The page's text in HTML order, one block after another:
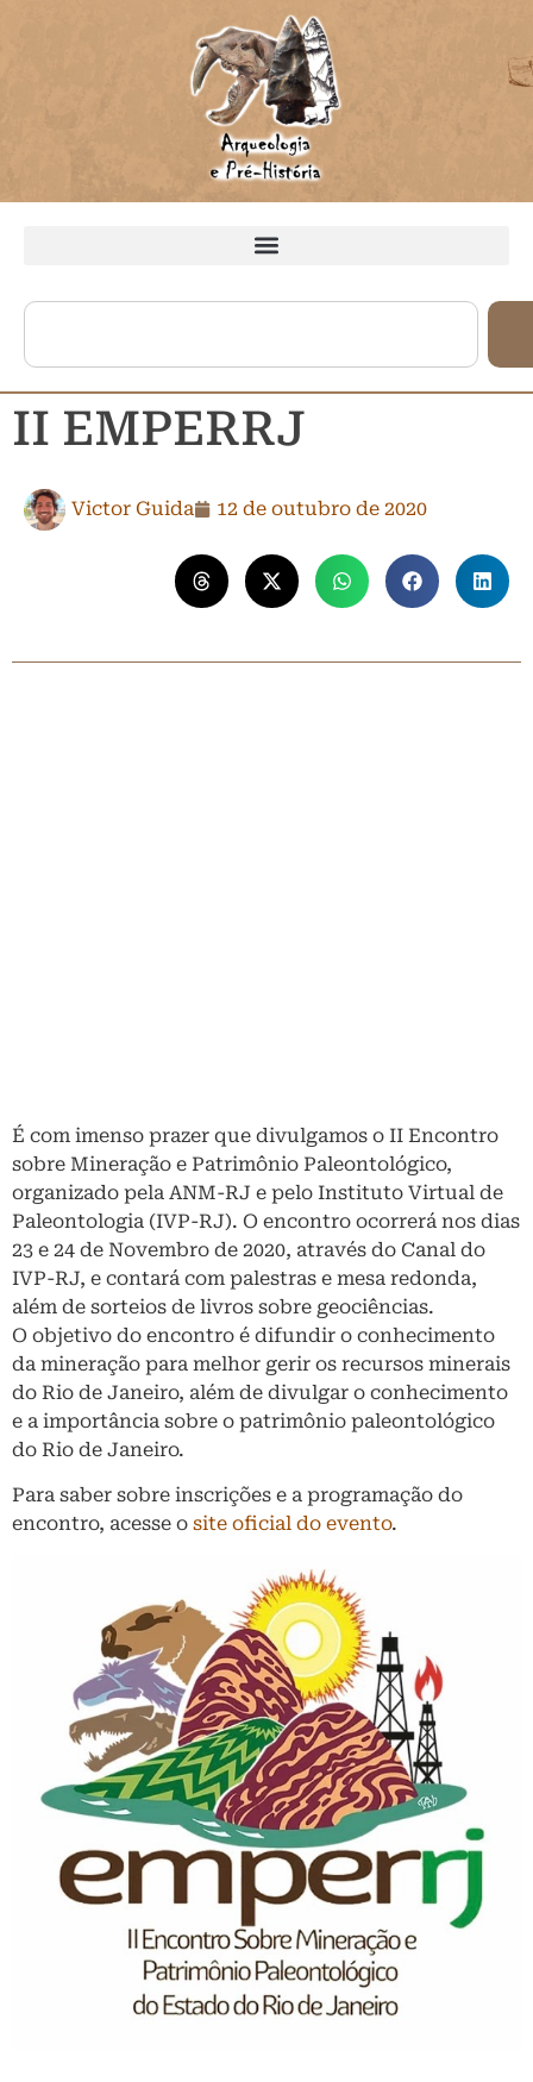
II EMPERRJ
Victor Guida 12 de outubro de 2020
É com imenso prazer que divulgamos o II Encontro
sobre Mineração e Patrimônio Paleontológico,
organizado pela ANM-RJ e pelo Instituto Virtual de
Paleontologia (IVP-RJ). O encontro ocorrerá nos dias
23 e 24 de Novembro de 2020, através do Canal do
IVP-RJ, e contará com palestras e mesa redonda,
além de sorteios de livros sobre geociências.
O objetivo do encontro é difundir o conhecimento
da mineração para melhor gerir os recursos minerais
do Rio de Janeiro, além de divulgar o conhecimento
e a importância sobre o patrimônio paleontológico
do Rio de Janeiro.
Para saber sobre inscrições e a programação do
encontro, acesse o site oficial do evento.